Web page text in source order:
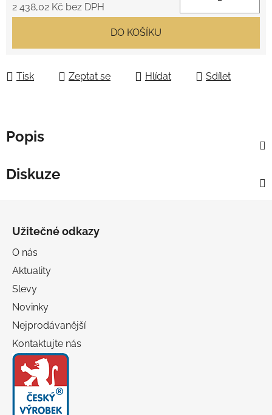
2 438,02 Kč bez DPH
DO KOŠÍKU
Tisk Zeptat se Hlídat Sdílet
Popis
Diskuze
Užitečné odkazy
O nás
Aktuality
Slevy
Novinky
Nejprodávanější
Kontaktujte nás